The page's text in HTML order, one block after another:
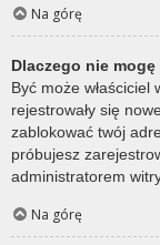
Na górę
Dlaczego nie
Być może właściciel
rejestrowały się
zablokować twój
próbujesz
administratorem
Na górę